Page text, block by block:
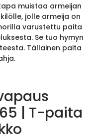
muistaa armeijan
jolle armeija on
varustettu paita
Se tuo hymyn
Tällainen paita
| T-paita